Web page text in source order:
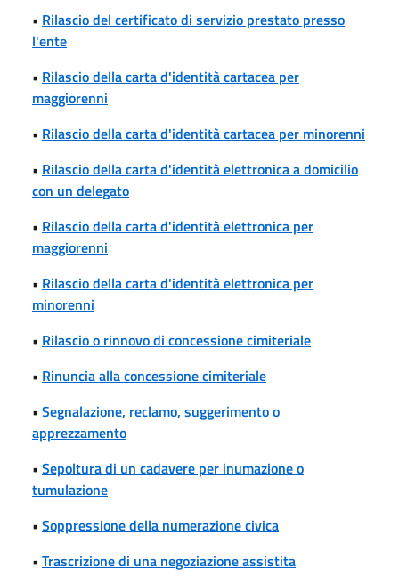
• Rilascio del certificato di servizio prestato presso
l'ente
• Rilascio della carta d'identità cartacea per
maggiorenni
• Rilascio della carta d'identità cartacea per minorenni
• Rilascio della carta d'identità elettronica a domicilio
con un delegato
• Rilascio della carta d'identità elettronica per
maggiorenni
• Rilascio della carta d'identità elettronica per
minorenni
• Rilascio o rinnovo di concessione cimiteriale
• Rinuncia alla concessione cimiteriale
• Segnalazione, reclamo, suggerimento o
apprezzamento
• Sepoltura di un cadavere per inumazione o
tumulazione
• Soppressione della numerazione civica
• Trascrizione di una negoziazione assistita